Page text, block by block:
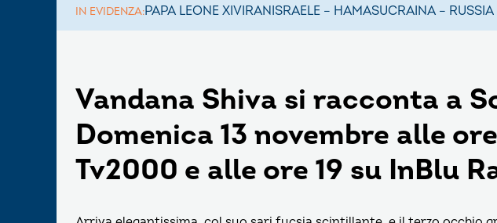
IN EVIDENZA:PAPA LEONE XIVIRANISRAELE – HAMASUCRAINA – RUSSIA
Vandana Shiva si racconta a
Domenica 13 novembre alle
Tv2000 e alle ore 19 su InBlu